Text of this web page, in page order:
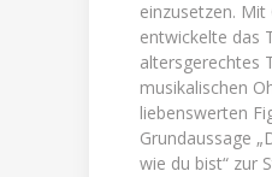
einzusetzen. Mit
entwickelte das
altersgerechtes
musikalischen
liebenswerten
Grundaussage
wie du bist“ zur